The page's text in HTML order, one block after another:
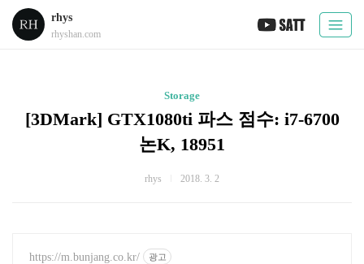
rhys
rhyshan.com
Storage
[3DMark] GTX1080ti 파스 점수: i7-6700
논K, 18951
rhys 2018. 3. 2
https://m.bunjang.co.kr/ 광고